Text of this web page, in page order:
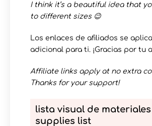
I think it’s a beautiful idea that
to different sizes 😉
Los enlaces de afiliados se
adicional para ti. ¡Gracias por tu
Affiliate links apply at no extra
Thanks for your support!
lista visual de
supplies list